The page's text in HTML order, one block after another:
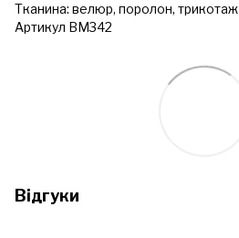
Тканина: велюр, поролон, трикотаж
Артикул ВМ342
Відгуки